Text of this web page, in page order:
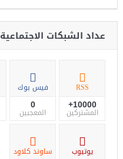
عداد الشبكات الاجتماعية
RSS
10000+
المشتركين
فيس بوك
0
المعجبين
يوتيوب ساوند كلاود